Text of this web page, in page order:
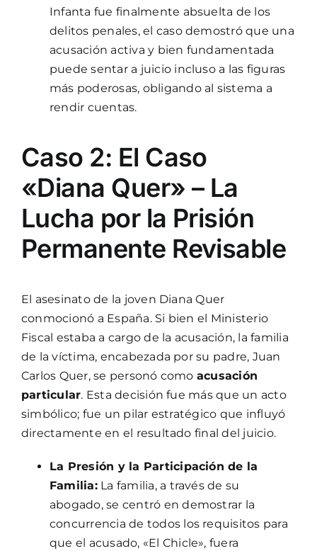
Infanta fue finalmente absuelta de los
delitos penales, el caso demostró que una
acusación activa y bien fundamentada
puede sentar a juicio incluso a las figuras
más poderosas, obligando al sistema a
rendir cuentas.
Caso 2: El Caso
«Diana Quer» – La
Lucha por la Prisión
Permanente Revisable
El asesinato de la joven Diana Quer
conmocionó a España. Si bien el Ministerio
Fiscal estaba a cargo de la acusación, la familia
de la víctima, encabezada por su padre, Juan
Carlos Quer, se personó como acusación
particular. Esta decisión fue más que un acto
simbólico; fue un pilar estratégico que influyó
directamente en el resultado final del juicio.
La Presión y la Participación de la
Familia:La familia, a través de su
abogado, se centró en demostrar la
concurrencia de todos los requisitos para
que el acusado, «El Chicle», fuera